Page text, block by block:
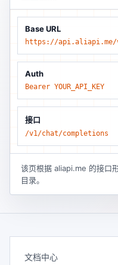
Base URL
https://api.aliapi.me/
Auth
Bearer YOUR_API_KEY
接口
/v1/chat/completions
该页根据 aliapi.me 的接口
目录。
文档中心